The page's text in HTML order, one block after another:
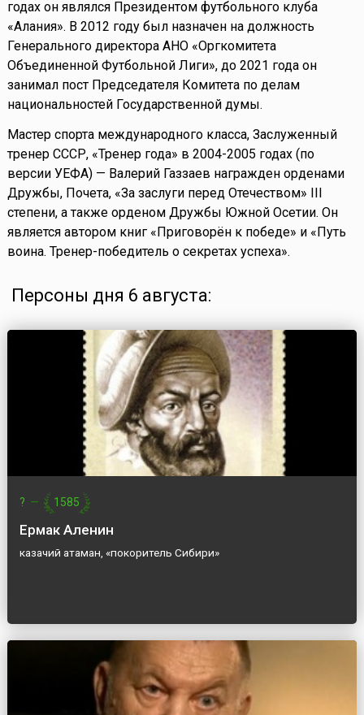
годах он являлся Президентом футбольного клуба
«Алания». В 2012 году был назначен на должность
Генерального директора АНО «Оргкомитета
Объединенной Футбольной Лиги», до 2021 года он
занимал пост Председателя Комитета по делам
национальностей Государственной думы.
Мастер спорта международного класса, Заслуженный
тренер СССР, «Тренер года» в 2004-2005 годах (по
версии УЕФА) — Валерий Газзаев награжден орденами
Дружбы, Почета, «За заслуги перед Отечеством» III
степени, а также орденом Дружбы Южной Осетии. Он
является автором книг «Приговорён к победе» и «Путь
воина. Тренер-победитель о секретах успеха».
Персоны дня 6 августа:
? — 1585
Ермак Аленин
казачий атаман, «покоритель Сибири»